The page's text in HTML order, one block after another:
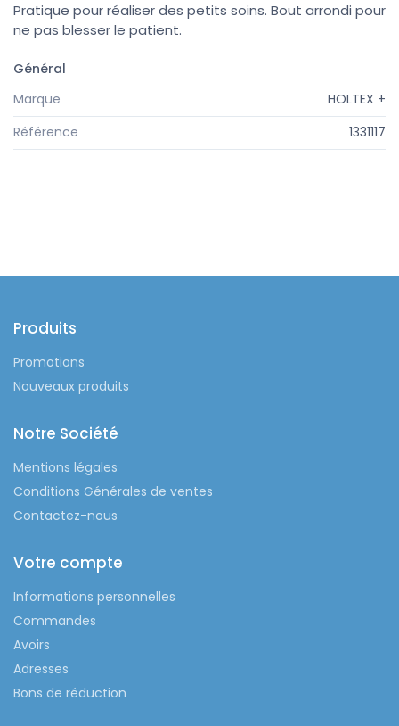
Pratique pour réaliser des petits soins. Bout arrondi pour
ne pas blesser le patient.
Général
Marque
HOLTEX +
Référence
1331117
Produits
Promotions
Nouveaux produits
Notre Société
Mentions légales
Conditions Générales de ventes
Contactez-nous
Votre compte
Informations personnelles
Commandes
Avoirs
Adresses
Bons de réduction